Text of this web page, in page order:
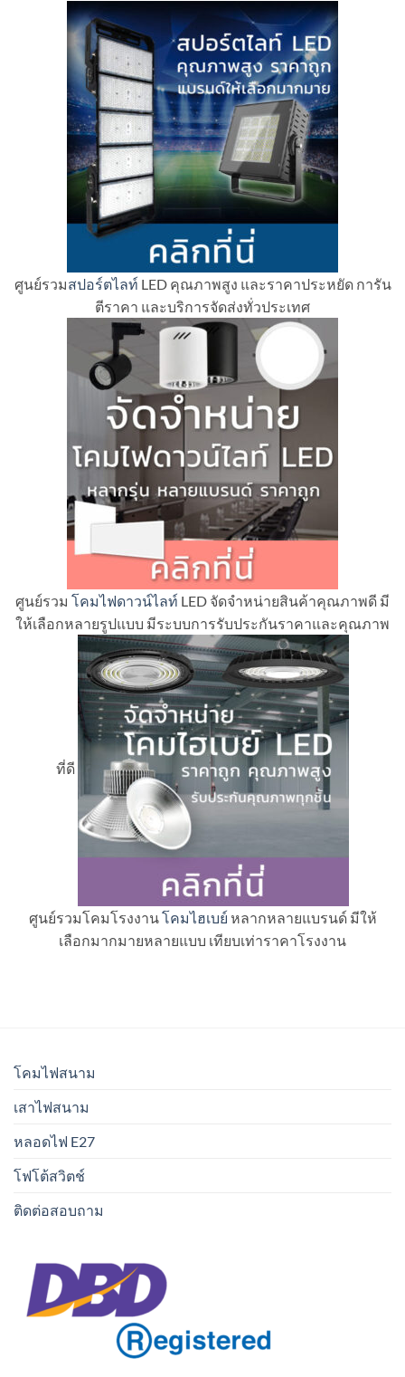
ศูนย์รวมสปอร์ตไลท์ LED คุณภาพสูง และราคาประหยัด การัน
ตีราคา และบริการจัดส่งทั่วประเทศ
ศูนย์รวม โคมไฟดาวน์ไลท์ LED จัดจำหน่ายสินค้าคุณภาพดี มี
ให้เลือกหลายรูปแบบ มีระบบการรับประกันราคาและคุณภาพ
ที่ดี
ศูนย์รวมโคมโรงงานโคมไฮเบย์ หลากหลายแบรนด์ มีให้
เลือกมากมายหลายแบบ เทียบเท่าราคาโรงงาน
โคมไฟสนาม
เสาไฟสนาม
หลอดไฟ E27
โฟโต้สวิตช์
ติดต่อสอบถาม